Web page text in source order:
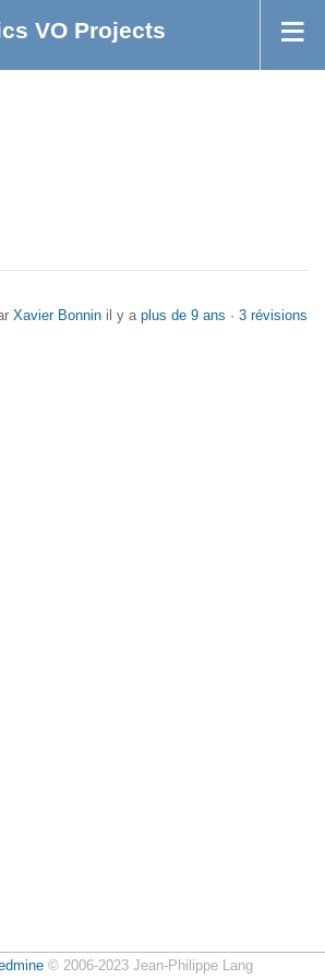
VO Projects
Xavier Bonnin il y a plus de 9 ans · 3 révisions
© 2006-2023 Jean-Philippe Lang